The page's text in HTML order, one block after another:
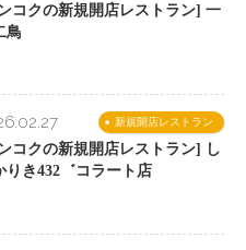
コクの新規開店レストラン] 一
鳥
新規開店レストラン
コクの新規開店レストラン] し
りき432゛コラート店